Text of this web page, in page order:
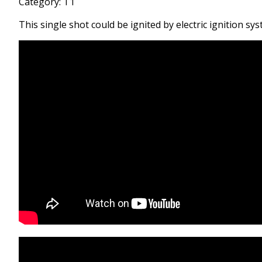
This single shot could be ignited by electric ignition